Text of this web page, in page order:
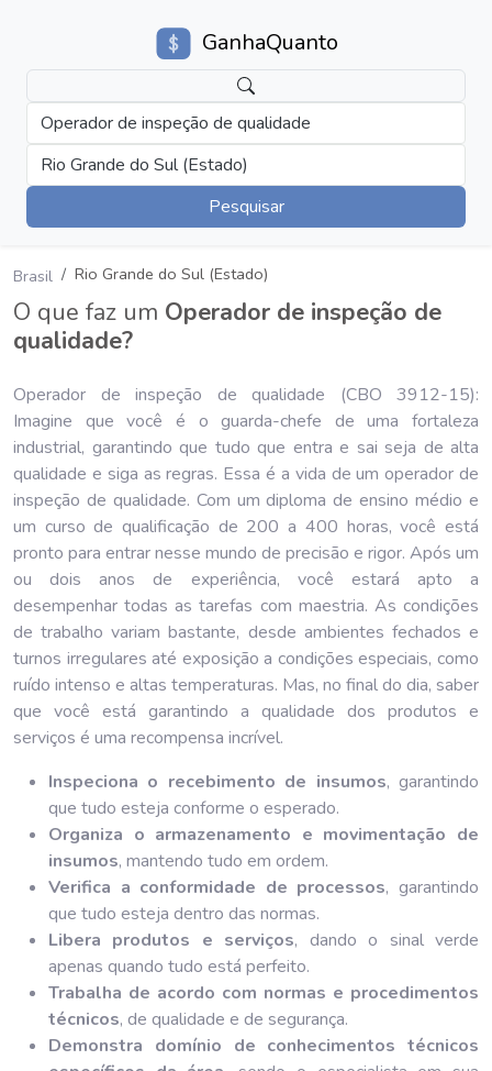
GanhaQuanto
Operador de inspeção de qualidade
Rio Grande do Sul (Estado)
Pesquisar
Brasil Rio Grande do Sul (Estado)
O que faz um Operador de inspeção de
qualidade?
Operador de inspeção de qualidade (CBO 3912-15):
Imagine que você é o guarda-chefe de uma fortaleza
industrial, garantindo que tudo que entra e sai seja de alta
qualidade e siga as regras. Essa é a vida de um operador de
inspeção de qualidade. Com um diploma de ensino médio e
um curso de qualificação de 200 a 400 horas, você está
pronto para entrar nesse mundo de precisão e rigor. Após um
ou dois anos de experiência, você estará apto a
desempenhar todas as tarefas com maestria. As condições
de trabalho variam bastante, desde ambientes fechados e
turnos irregulares até exposição a condições especiais, como
ruído intenso e altas temperaturas. Mas, no final do dia, saber
que você está garantindo a qualidade dos produtos e
serviços é uma recompensa incrível.
Inspeciona o recebimento de insumos, garantindo
que tudo esteja conforme o esperado.
Organiza o armazenamento e movimentação de
insumos, mantendo tudo em ordem.
Verifica a conformidade de processos, garantindo
que tudo esteja dentro das normas.
Libera produtos e serviços, dando o sinal verde
apenas quando tudo está perfeito.
Trabalha de acordo com normas e procedimentos
técnicos, de qualidade e de segurança.
Demonstra domínio de conhecimentos técnicos